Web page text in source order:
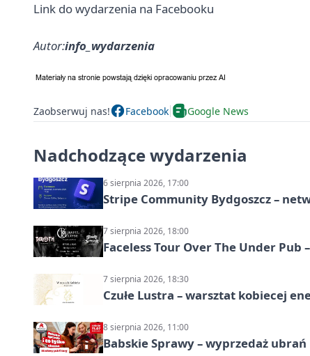
Link do wydarzenia na Facebooku
Autor:info_wydarzenia
Zaobserwuj nas! Facebook Google News
Nadchodzące wydarzenia
6 sierpnia 2026, 17:00
Stripe Community Bydgoszcz –
7 sierpnia 2026, 18:00
Faceless Tour Over The Under
7 sierpnia 2026, 18:30
Czułe Lustra – warsztat kobiecej
8 sierpnia 2026, 11:00
Babskie Sprawy – wyprzedaż ubrań